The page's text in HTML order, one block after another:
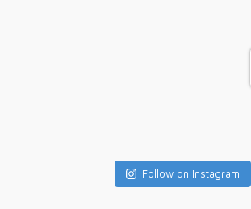
Follow on Instagram